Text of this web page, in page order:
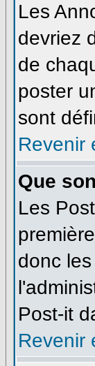
Les
devriez
de
poster
sont
Revenir
Que
Les
donc
Post-it
Revenir